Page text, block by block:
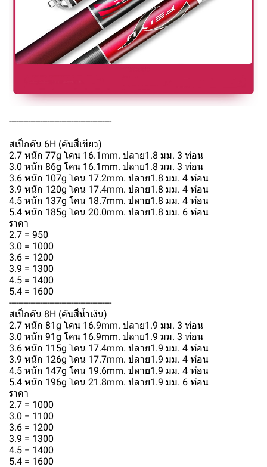
-------------------------------------------
สเป็กคัน 6H (คันสีเขียว)
2.7 หนัก 77g โคน 16.1mm. ปลาย1.8 มม. 3 ท่อน
3.0 หนัก 86g โคน 16.1mm. ปลาย1.8 มม. 3 ท่อน
3.6 หนัก 107g โคน 17.2mm. ปลาย1.8 มม. 4 ท่อน
3.9 หนัก 120g โคน 17.4mm. ปลาย1.8 มม. 4 ท่อน
4.5 หนัก 137g โคน 18.7mm. ปลาย1.8 มม. 4 ท่อน
5.4 หนัก 185g โคน 20.0mm. ปลาย1.8 มม. 6 ท่อน
ราคา
2.7 = 950
3.0 = 1000
3.6 = 1200
3.9 = 1300
4.5 = 1400
5.4 = 1600
-------------------------------------------
สเป็กคัน 8H (คันสีน้ำเงิน)
2.7 หนัก 81g โคน 16.9mm. ปลาย1.9 มม. 3 ท่อน
3.0 หนัก 91g โคน 16.9mm. ปลาย1.9 มม. 3 ท่อน
3.6 หนัก 115g โคน 17.4mm. ปลาย1.9 มม. 4 ท่อน
3.9 หนัก 126g โคน 17.7mm. ปลาย1.9 มม. 4 ท่อน
4.5 หนัก 147g โคน 19.6mm. ปลาย1.9 มม. 4 ท่อน
5.4 หนัก 196g โคน 21.8mm. ปลาย1.9 มม. 6 ท่อน
ราคา
2.7 = 1000
3.0 = 1100
3.6 = 1200
3.9 = 1300
4.5 = 1400
5.4 = 1600